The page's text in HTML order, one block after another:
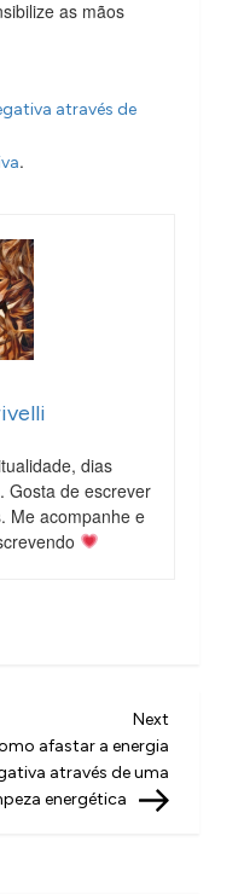
as mãos
através de
.
dias
Gosta de escrever
Me acompanhe e
Next
Post
Next
afastar a energia
através de uma
energética